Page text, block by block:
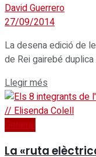
David Guerrero
27/09/2014
La desena edició de
de Rei gairebé
Llegir més
General
La «ruta